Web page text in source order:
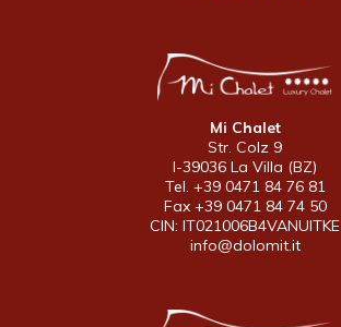
Mi Chalet
Str. Colz 9
I-39036 La Villa (BZ)
Tel. +39 0471 84 76 81
Fax +39 0471 84 74 50
CIN: IT021006B4VANUITKE
info@dolomit.it